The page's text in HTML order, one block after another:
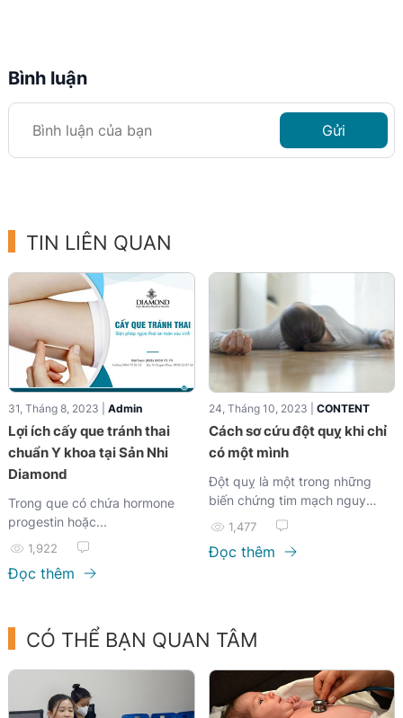
Bình luận
Gửi
TIN LIÊN QUAN
31, Tháng 8, 2023 | Admin
Lợi ích cấy que tránh thai
chuẩn Y khoa tại Sản Nhi
Diamond
Trong que có chứa hormone
progestin hoặc...
1,922
Đọc thêm
24, Tháng 10, 2023 | CONTENT
Cách sơ cứu đột quỵ khi chỉ
có một mình
Đột quỵ là một trong những
biến chứng tim mạch nguy
hiểm...
1,477
Đọc thêm
CÓ THỂ BẠN QUAN TÂM